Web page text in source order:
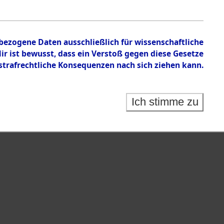
Daten ausschließlich für wissenschaftliche
bewusst, dass ein Verstoß gegen diese Gesetze
Konsequenzen nach sich ziehen kann.
Ich stimme zu